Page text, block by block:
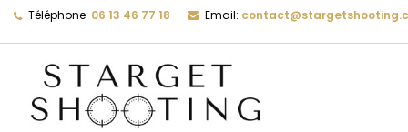
Téléphone: 06 13 46 77 18 Email: